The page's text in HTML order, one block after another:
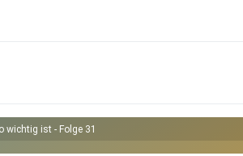
wichtig ist - Folge 31